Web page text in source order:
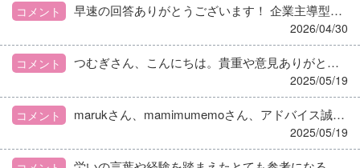
コメント 早速の回答ありがとうございます！ 企業主導型保育園です。今の園児数は2名で18:00までです。 確か定員は20名ほどで、保育園の母体の法人も特養の法人本部的にもなんとか業績を良くしたい感じがします…。 業務が煩雑になってしまうのは避けたいですね、、
2026/04/30
コメント つむぎさん、こんにちは。貴重や意見ありがとうございます。同じような境遇の方がいらっしゃるということを知り少し心強く思います。 栄養指導のアルバイトというのはどのように見つけたのでしょうか？差し支えなければ教えていただきたいです。 職歴についても他の方も教えて下さってたのですが気にする自治体が少ないようですね。しっかり対策して聞かれてもきちんと答えられるようにしたいと思います。
2025/05/19
コメント marukさん、mamimumemoさん、アドバイス誠にありがとうございます。感謝の言葉遅れて申し訳ありません。 会計年度任用職員という選択肢が自分の中でなかったので、新たな選択肢が広がり嬉しく思います。今後そのような募集にもチャレンジしていきたいと思います。
2025/05/19